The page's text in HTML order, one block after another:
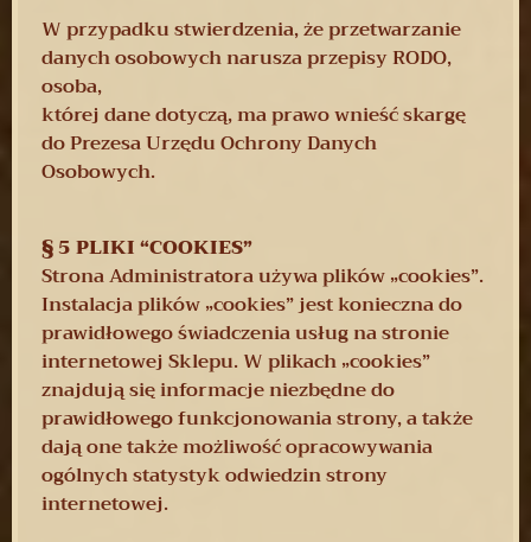
W przypadku stwierdzenia, że przetwarzanie
danych osobowych narusza przepisy RODO,
osoba,
której dane dotyczą, ma prawo wnieść skargę
do Prezesa Urzędu Ochrony Danych
Osobowych.
§ 5 PLIKI “COOKIES”
Strona Administratora używa plików „cookies”.
Instalacja plików „cookies” jest konieczna do
prawidłowego świadczenia usług na stronie
internetowej Sklepu. W plikach „cookies”
znajdują się informacje niezbędne do
prawidłowego funkcjonowania strony, a także
dają one także możliwość opracowywania
ogólnych statystyk odwiedzin strony
internetowej.